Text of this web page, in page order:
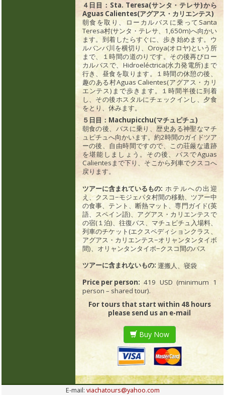
４日目：Sta. Teresa(サンタ・テレサ)から
Aguas Calientes(アグアス・カリエンテス)
朝食を取り、ローカルバスに乗ってSanta
Teresa村(サンタ・テレサ、1,650m)へ向かい
ます。到着したらすぐに、歩き始めます。ウ
ルバンバ川を横切り、Oroya(オロヤ)という所
まで、１時間の道のりです。その後再びロー
カルバスで、Hidroeléctrica(水力発電所)まで
行き、昼食を取ります。１時間の休憩の後、
趣のある村Aguas Calientes(アグアス・カリ
エンテス)まで歩きます。１時間半後に到着
し、その後ホスタルにチェックインし、夕食
をとり、休みます。
５日目：Machupicchu(マチュピチュ)
朝食の後、バスに乗り、歴史ある神聖なマチ
ュピチュへ向かいます。約2時間のガイドツア
ーの後、自由時間ですので、この荘厳な遺跡
を堪能しましょう。その後、バスでAguas
Calientesまで下り、そこから列車でクスコへ
戻ります。
ツアーに含まれているもの: ホテルへの出迎
え、クスコ−モジェパタ村間の移動、ツアー中
の食事、テント、断熱マット、専門ガイド(英
語、スペイン語)、アグアス・カリエンテスで
の宿(１泊)、往復バス、マチュピチュ入場料、
列車のチケット(エクスペディションクラス、
アグアス・カリエンテス−オリャンタンタイボ
間)、オリャンタンタイボ−クスコ間のバス
ツアーに含まれないもの: 運搬人、寝袋
Price per person: 419 USD (minimum 1
person – shared tour).
For tours that start within 48 hours
please send us an e-mail
Buy Now
E-mail: viachatours@yahoo.com